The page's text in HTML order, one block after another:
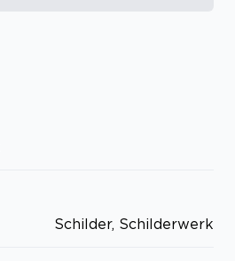
Schilder, Schilderwerk